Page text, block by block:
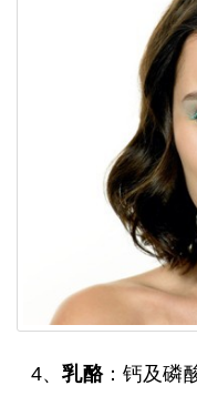
4、乳酪：钙及磷